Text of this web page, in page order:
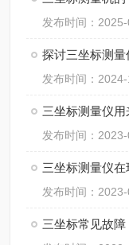
发布时间：
探讨三坐标测
发布时间：
三坐标测量仪
发布时间：
三坐标测量仪
发布时间：
三坐标常见故障